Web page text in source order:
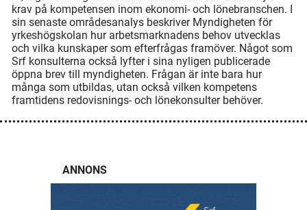
krav på kompetensen inom ekonomi- och lönebranschen. I
sin senaste områdesanalys beskriver Myndigheten för
yrkeshögskolan hur arbetsmarknadens behov utvecklas
och vilka kunskaper som efterfrågas framöver. Något som
Srf konsulterna också lyfter i sina nyligen publicerade
öppna brev till myndigheten. Frågan är inte bara hur
många som utbildas, utan också vilken kompetens
framtidens redovisnings- och lönekonsulter behöver.
ANNONS